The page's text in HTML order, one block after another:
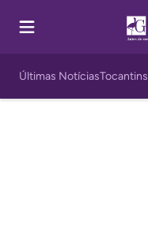
Últimas NotíciasTocantins